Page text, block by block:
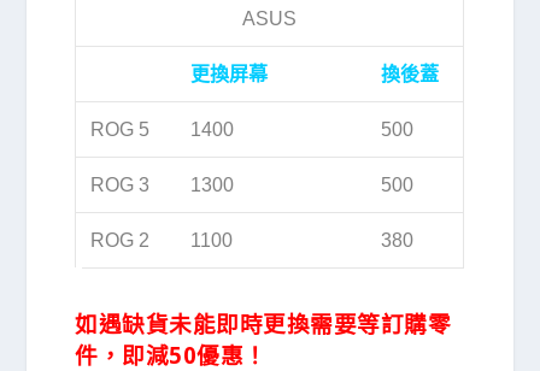
ASUS
更換屏幕 換後蓋
ROG 5 1400 500
ROG 3 1300 500
ROG 2 1100 380
如遇缺貨未能即時更換需要等訂購零
件，即減50優惠！